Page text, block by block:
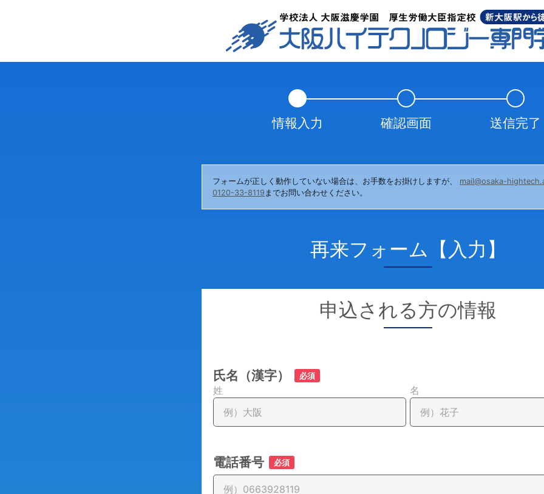
情報入力 確認画面 送信完了
フォームが正しく動作していない場合は、お手数をお掛けしますが、 mail@osaka-
0120-33-8119 までお問い合わせください。
再来フォーム【入力】
申込される方の情報
氏名（漢字） 必須
姓 名
電話番号 必須